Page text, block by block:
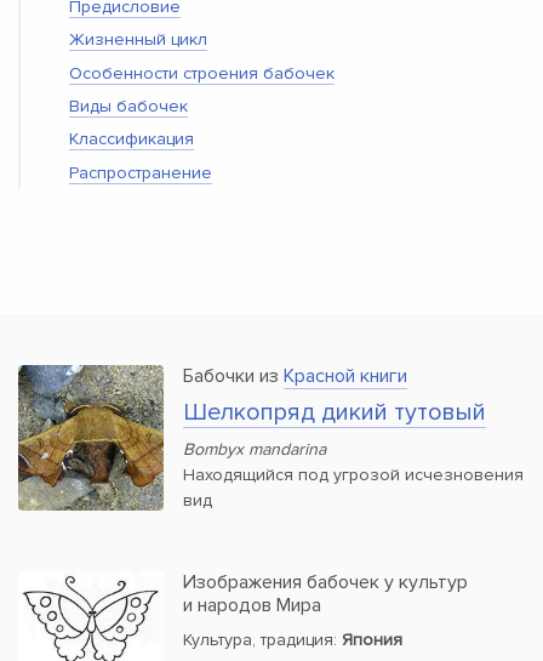
Предисловие
Жизненный цикл
Особенности строения бабочек
Виды бабочек
Классификация
Распространение
Бабочки из Красной книги
Шелкопряд дикий тутовый
Bombyx mandarina
Находящийся под угрозой исчезновения
вид
Изображения бабочек у культур
и народов Мира
Культура, традиция: Япония